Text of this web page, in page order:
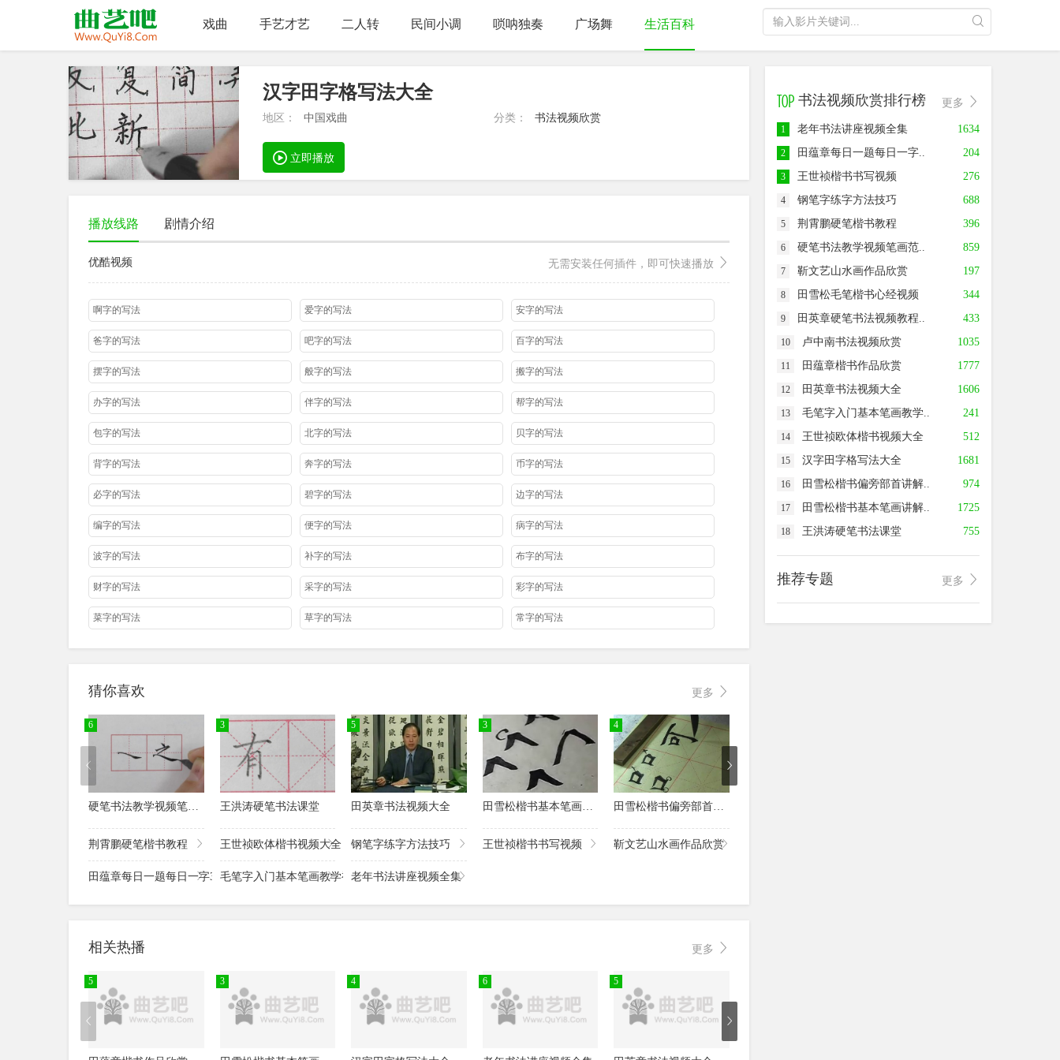
戏曲 手艺才艺 二人转 民间小调 唢呐独奏 广场舞 生活百科
汉字田字格写法大全
地区： 中国戏曲 分类： 书法视频欣赏
立即播放
播放线路 剧情介绍
优酷视频 无需安装任何插件，即可快速播放
啊字的写法 爱字的写法 安字的写法
爸字的写法 吧字的写法 百字的写法
摆字的写法 般字的写法 搬字的写法
办字的写法 伴字的写法 帮字的写法
包字的写法 北字的写法 贝字的写法
背字的写法 奔字的写法 币字的写法
必字的写法 碧字的写法 边字的写法
编字的写法 便字的写法 病字的写法
波字的写法 补字的写法 布字的写法
财字的写法 采字的写法 彩字的写法
菜字的写法 草字的写法 常字的写法
炒字的写法 车字的写法 成字的写法
闯字的写法 垂字的写法 春字的写法
此字的写法 次字的写法 村字的写法
打字的写法 单字的写法 蛋字的写法
倒字的写法 到字的写法
定字的写法
动字的写法 都字的写法
朵字的写法 反字的写法 饭字的写法
更多
猜你喜欢
6 3
王洪涛硬笔书法课堂
5
田英章书法视频大全
3
田雪松楷书基本笔画讲解视频
4
荆霄鹏硬笔楷书教程 王世祯欧体楷书视频大全 钢笔字练字方法技巧 王世祯楷书书写视频 靳文艺山水画作品欣赏
田蕴章每日一题每日一字365集书法讲座毛笔字入门基本笔画教学视频老年书法讲座视频全集
更多
相关热播
5 3 4 6 5
更多
书法视频欣赏排行榜
1634
1
老年书法讲座视频全集
204
2
田蕴章每日一题每日一字..
276
3
王世祯楷书书写视频
688
4
钢笔字练字方法技巧
396
5
荆霄鹏硬笔楷书教程
859
6
硬笔书法教学视频笔画范..
197
7
靳文艺山水画作品欣赏
344
8
田雪松毛笔楷书心经视频
433
9
田英章硬笔书法视频教程..
1035
10
卢中南书法视频欣赏
1777
11
田蕴章楷书作品欣赏
1606
12
田英章书法视频大全
241
13
毛笔字入门基本笔画教学..
512
14
王世祯欧体楷书视频大全
1681
15
汉字田字格写法大全
974
16
田雪松楷书偏旁部首讲解..
1725
17
田雪松楷书基本笔画讲解..
755
18 王洪涛硬笔书法课堂
更多
推荐专题